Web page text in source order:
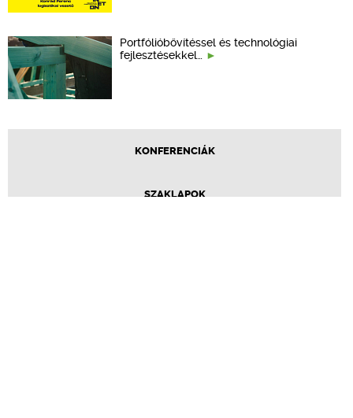
Portfólióbővítéssel és technológiai
fejlesztésekkel…
KONFERENCIÁK
SZAKLAPOK